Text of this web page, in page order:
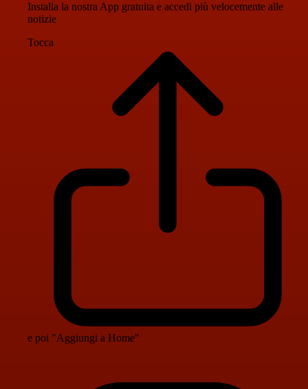
Installa la nostra App gratuita e accedi più velocemente alle
notizie
Tocca
e poi "Aggiungi a Home"